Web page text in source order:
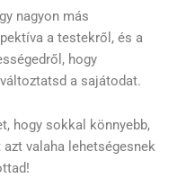
nagyon más
a testekről, és a
hogy
a sajátodat.
hogy sokkal könnyebb,
azt valaha lehetségesnek